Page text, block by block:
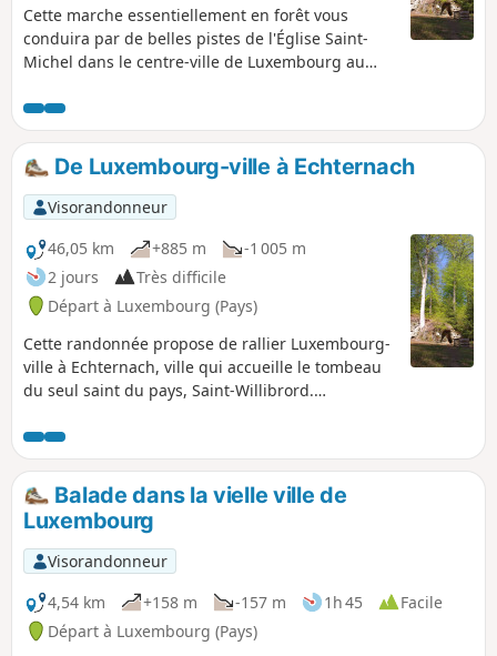
Cette marche essentiellement en forêt vous
conduira par de belles pistes de l'Église Saint-
Michel dans le centre-ville de Luxembourg au
par Bourlingster, célèbre pour son château, son
restaurant et sa brasserie. Le retour se fait
aisément par car.
De Luxembourg-ville à Echternach
Visorandonneur
46,05 km
+885 m
-1 005 m
2 jours
Très difficile
Départ à Luxembourg (Pays)
Cette randonnée propose de rallier Luxembourg-
ville à Echternach, ville qui accueille le tombeau
du seul saint du pays, Saint-Willibrord.
procession dansante inscrite au patrimoine
culturel immatériel par l'Unesco en 2010 et qui a
lieu le mardi de Pentecôte. La marche à travers
bois et campagne permet de découvrir les
impressionnants grès du Luxembourg, lieux
envoûtants et mystérieux. On peut imaginer que
Willibrord a emprunté cette voie en son temps.
Balade dans la vielle ville de
Luxembourg
Visorandonneur
4,54 km
+158 m -157 m 1h 45
Facile
Départ à Luxembourg (Pays)